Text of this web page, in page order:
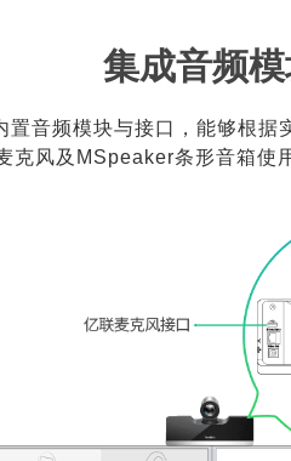
集成音频
置音频模块与接口，能够根据
克风及MSpeaker条形音箱使